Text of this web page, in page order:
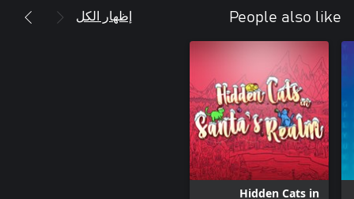
People also like إظهار الكل
Hidden Cats in